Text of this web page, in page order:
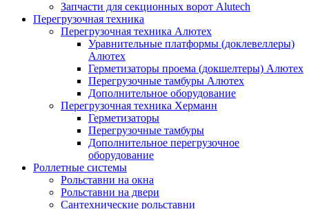
Запчасти для секционных ворот Alutech
Перегрузочная техника
Перегрузочная техника Алютех
Уравнительные платформы (доклевеллеры)
Алютех
Герметизаторы проема (докшелтеры) Алютех
Перегрузочные тамбуры Алютех
Дополнительное оборудование
Перегрузочная техника Херманн
Герметизаторы
Перегрузочные тамбуры
Дополнительное перегрузочное
оборудование
Роллетные системы
Рольставни на окна
Рольставни на двери
Сантехнические рольставни